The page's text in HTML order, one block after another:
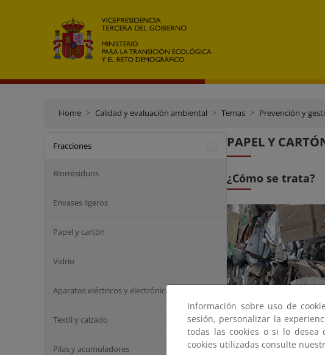
Home Calidad y evaluación ambiental Temas Prevención y
Fracciones
Biorresiduos
Envases ligeros
Papel y cartón
Vidrio
Aparatos eléctricos y electrónicos
Textil y calzado
Pilas y acumuladores
PAPEL Y
¿Cómo se trata?
El papel es un
utilizarse para la
Información sobre uso de
sesión, personalizar la
todas las cookies o si lo desea
cookies utilizadas consulte